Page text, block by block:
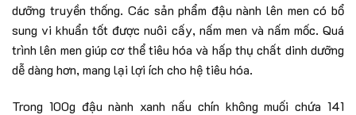
dưỡng truyền thống. Các sản phẩm đậu nành lên men có bổ
sung vi khuẩn tốt được nuôi cấy, nấm men và nấm mốc. Quá
trình lên men giúp cơ thể tiêu hóa và hấp thụ chất dinh dưỡng
dễ dàng hơn, mang lại lợi ích cho hệ tiêu hóa.
Trong 100g đậu nành xanh nấu chín không muối chứa 141